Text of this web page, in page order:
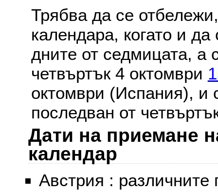
Трябва да се
календара, когато и
дните от седмицата, а
четвъртък 4 октомври
октомври (Испания), и
последван от
Дати на приемане
календар
Австрия :